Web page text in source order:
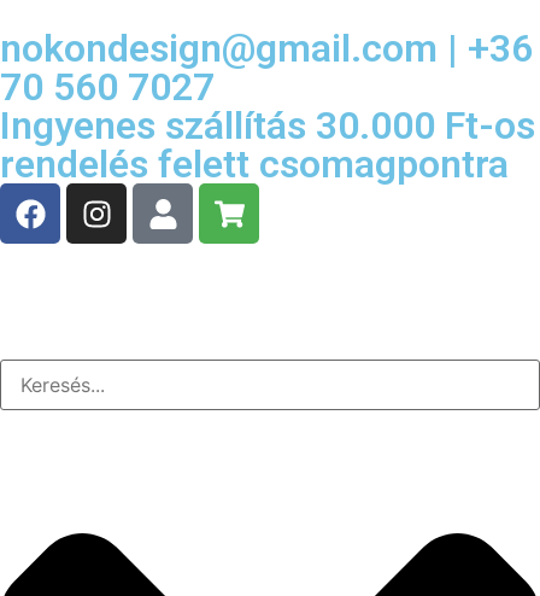
nokondesign@gmail.com | +36
70 560 7027
Ingyenes szállítás 30.000 Ft-os
rendelés felett csomagpontra